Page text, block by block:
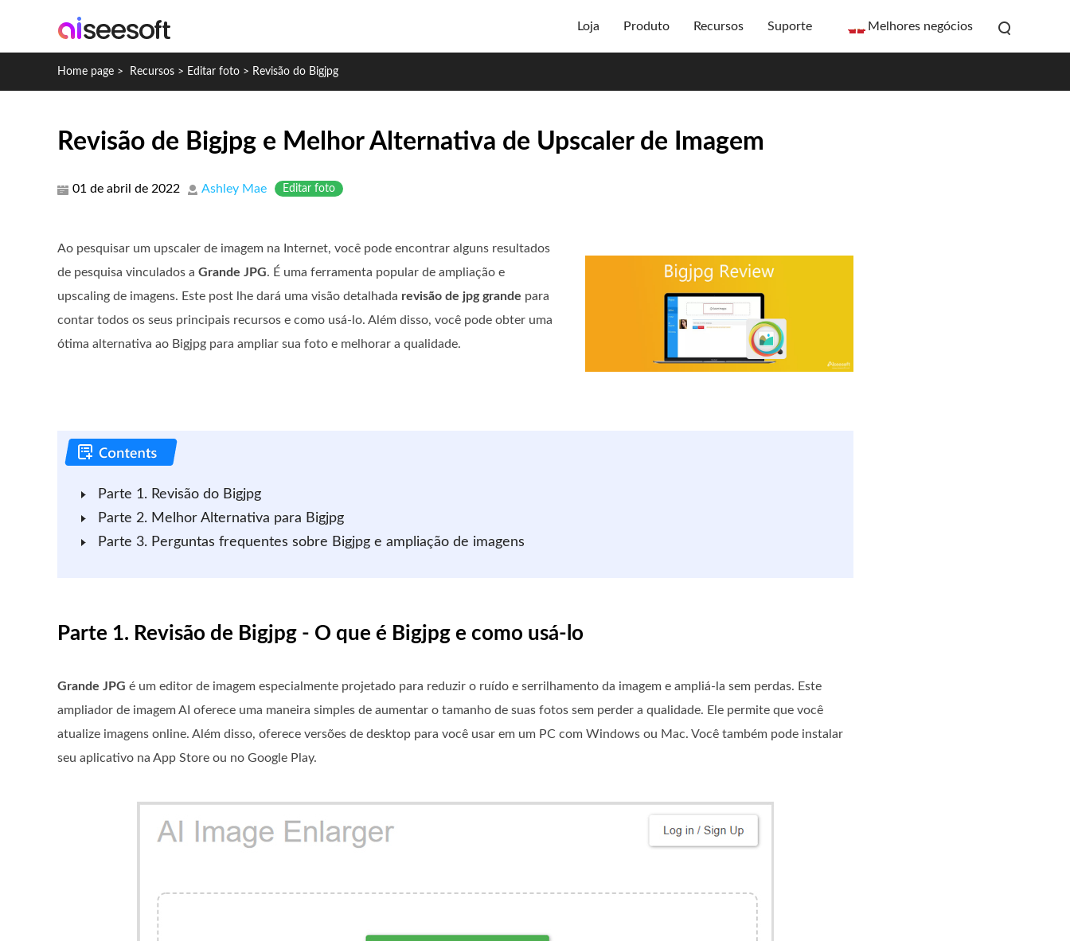
Loja Produto Recursos Suporte Melhores negócios
Home page > Recursos > Editar foto > Revisão do Bigjpg
Revisão de Bigjpg e Melhor Alternativa de Upscaler de Imagem
01 de abril de 2022 Ashley Mae Editar foto
Ao pesquisar um upscaler de imagem na Internet, você pode encontrar alguns resultados
de pesquisa vinculados a Grande JPG. É uma ferramenta popular de ampliação e
upscaling de imagens. Este post lhe dará uma visão detalhada revisão de jpg grande para
contar todos os seus principais recursos e como usá-lo. Além disso, você pode obter uma
ótima alternativa ao Bigjpg para ampliar sua foto e melhorar a qualidade.
Parte 1. Revisão do Bigjpg
Parte 2. Melhor Alternativa para Bigjpg
Parte 3. Perguntas frequentes sobre Bigjpg e ampliação de imagens
Parte 1. Revisão de Bigjpg - O que é Bigjpg e como usá-lo
Grande JPG é um editor de imagem especialmente projetado para reduzir o ruído e serrilhamento da imagem e ampliá-la sem perdas. Este
ampliador de imagem AI oferece uma maneira simples de aumentar o tamanho de suas fotos sem perder a qualidade. Ele permite que você
atualize imagens online. Além disso, oferece versões de desktop para você usar em um PC com Windows ou Mac. Você também pode instalar
seu aplicativo na App Store ou no Google Play.